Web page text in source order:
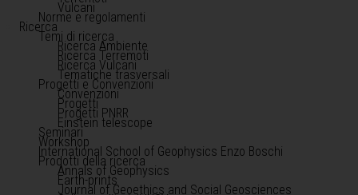
Vulcani
Norme e regolamenti
Ricerca
Temi di ricerca
Ricerca Ambiente
Ricerca Terremoti
Ricerca Vulcani
Tematiche trasversali
Progetti e Convenzioni
Convenzioni
Progetti
Progetti PNRR
Einstein telescope
Seminari
Workshop
International School of Geophysics Enzo Boschi
Prodotti della ricerca
Annals of Geophysics
Earth-prints
Journal of Geoethics and Social Geosciences